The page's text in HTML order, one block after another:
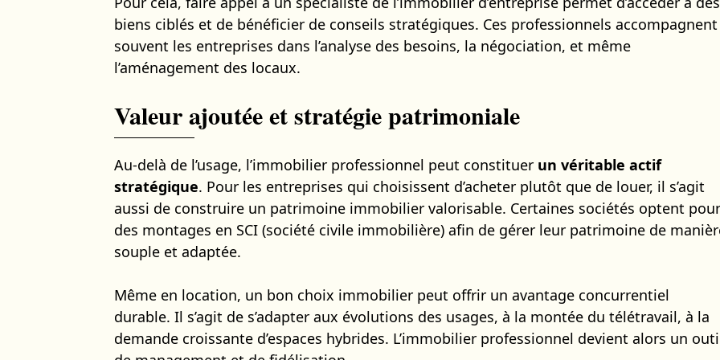
biens ciblés et de bénéficier de conseils stratégiques. Ces professionnels accompagnent
souvent les entreprises dans l’analyse des besoins, la négociation, et même
l’aménagement des locaux.
Valeur ajoutée et stratégie patrimoniale
Au-delà de l’usage, l’immobilier professionnel peut constituer un véritable actif
stratégique. Pour les entreprises qui choisissent d’acheter plutôt que de louer, il s’agit
aussi de construire un patrimoine immobilier valorisable. Certaines sociétés optent pour
des montages en SCI (société civile immobilière) afin de gérer leur patrimoine de
souple et adaptée.
Même en location, un bon choix immobilier peut offrir un avantage concurrentiel
durable. Il s’agit de s’adapter aux évolutions des usages, à la montée du télétravail, à la
demande croissante d’espaces hybrides. L’immobilier professionnel devient alors un